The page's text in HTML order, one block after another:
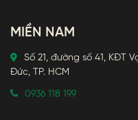
MIỀN NAM
Số 21, đường số 41, KĐT
Đức, TP. HCM
0936 118 199